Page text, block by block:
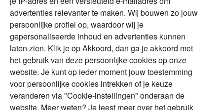
Alles voor en over vermogenden.
Over ABN AMRO Veiligheid
Privacy & Cookies
Toegankelijkheid
Disclaimer RSS
advertenties relevanter te maken. Wij bouwen zo jouw
persoonlijke profiel op, waardoor wij je
gepersonaliseerde inhoud en advertenties kunnen
laten zien. Klik je op Akkoord, dan ga je akkoord met
het gebruik van deze persoonlijke cookies op onze
website. Je kunt op ieder moment jouw toestemming
voor persoonlijke cookies intrekken of je keuze
veranderen via "Cookie-instellingen" onderaan de
website. Meer weten? Je leest meer over het gebruik